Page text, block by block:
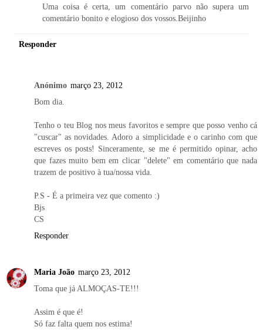
Uma coisa é certa, um comentário parvo não supera um
comentário bonito e elogioso dos vossos.Beijinho
Responder
Anónimo março 23, 2012
Bom dia.
Tenho o teu Blog nos meus favoritos e sempre que posso venho cá
"cuscar" as novidades. Adoro a simplicidade e o carinho com que
escreves os posts! Sinceramente, se me é permitido opinar, acho
que fazes muito bem em clicar "delete" em comentário que nada
trazem de positivo à tua/nossa vida.
P.S - É a primeira vez que comento :)
Bjs
CS
Responder
Maria João março 23, 2012
Toma que já ALMOÇAS-TE!!!
Assim é que é!
Só faz falta quem nos estima!